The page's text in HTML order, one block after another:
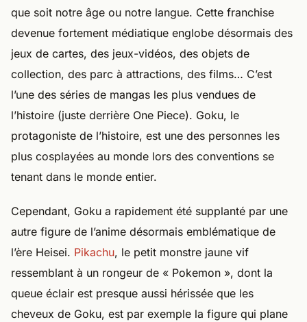
que soit notre âge ou notre langue. Cette franchise
devenue fortement médiatique englobe désormais des
jeux de cartes, des jeux-vidéos, des objets de
collection, des parc à attractions, des films… C’est
l’une des séries de mangas les plus vendues de
l’histoire (juste derrière One Piece). Goku, le
protagoniste de l’histoire, est une des personnes les
plus cosplayées au monde lors des conventions se
tenant dans le monde entier.
Cependant, Goku a rapidement été supplanté par une
autre figure de l’anime désormais emblématique de
l’ère Heisei. Pikachu, le petit monstre jaune vif
ressemblant à un rongeur de « Pokemon », dont la
queue éclair est presque aussi hérissée que les
cheveux de Goku, est par exemple la figure qui plane